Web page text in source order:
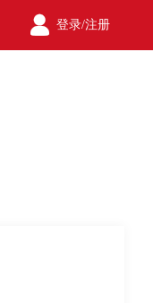
 登录/注册